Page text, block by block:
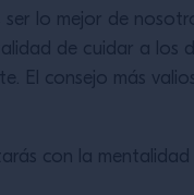
lo mejor de
de cuidar a los
El consejo más
con la